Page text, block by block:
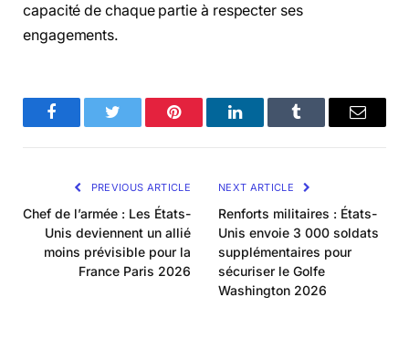
capacité de chaque partie à respecter ses
engagements.
FacebookTwitter Pinterest LinkedInTumblr Email
PREVIOUS ARTICLE
Chef de l’armée : Les États-
Unis deviennent un allié
moins prévisible pour la
France Paris 2026
NEXT ARTICLE
Renforts militaires : États-
Unis envoie 3 000 soldats
supplémentaires pour
sécuriser le Golfe
Washington 2026